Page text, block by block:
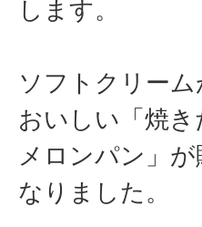
します。
ソフトクリーム
おいしい「焼
メロンパン」が
なりました。